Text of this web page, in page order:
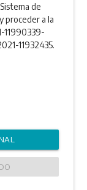
de
proceder a la
11990339-
11932435.